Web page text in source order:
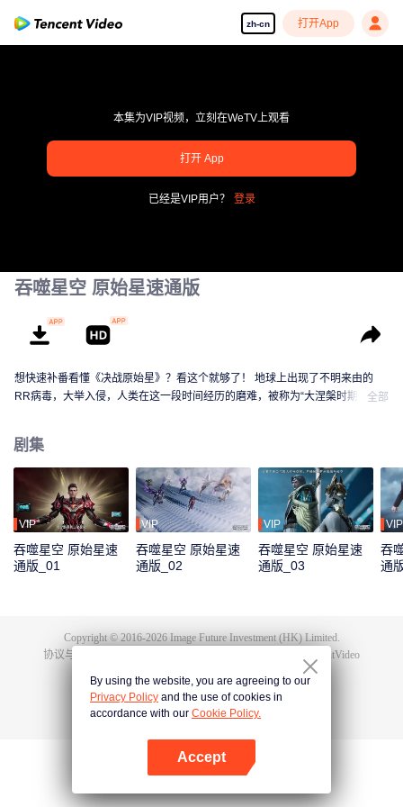
zh-cn 打开App
吞噬星空 原始星速通版
想快速补番看懂《决战原始星》？看这个就够了！ 地球上出现了不明来由的
RR病毒，大举入侵，人类在这一段时间经历的磨难，被称为“大涅槃时期”。在
是外部环境无形中对他施加的影响。家庭拮据，父母无法给予他更多帮助，只
能依靠自己的努力。最终，在不断的艰苦磨砺下，罗峰不断发掘自身潜能，得
到了能力提升和自我价值的认可。
全部
剧集
VIP
吞噬星空 原始星速
通版_01
VIP
吞噬星空 原始星速
通版_02
VIP
吞噬星空 原始星速
通版_03
VIP
吞
通
Copyright © 2016-2026Image Future Investment (HK) Limited.
协议与条款
TencentVideo
By using the website, you are agreeing to our
Privacy Policy and the use of cookies in
accordance with our Cookie Policy.
Accept